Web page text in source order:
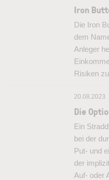
Iron
Die Iron
dem
Anleger
Risiken
20.08.2023
Die
Ein
bei der
Put- und
der
Auf- oder